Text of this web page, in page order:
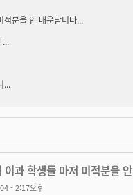
적분을 안 배운답니다...
...
...
과 학생들 마저 미적분을 안
- 2:17오후